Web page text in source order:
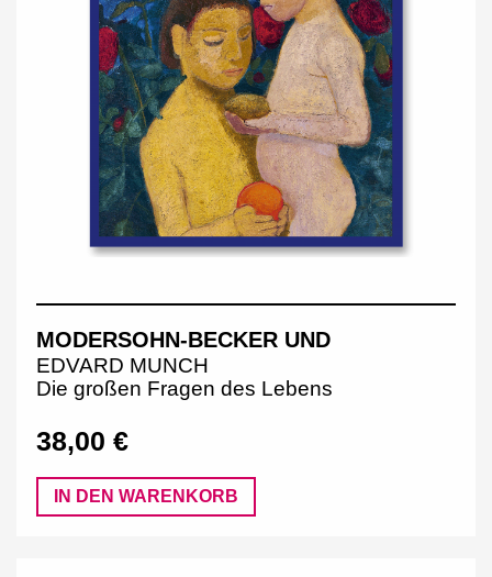
MODERSOHN-BECKER UND
EDVARD MUNCH
Die großen Fragen des Lebens
38,00 €
IN DEN WARENKORB